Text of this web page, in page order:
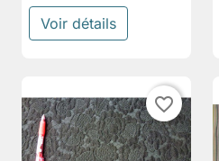
Voir détails
favorite_border